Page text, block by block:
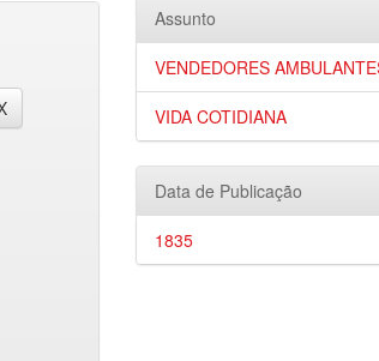
Assunto
VENDEDORES
VIDA COTIDIANA
Data de Publicação
1835